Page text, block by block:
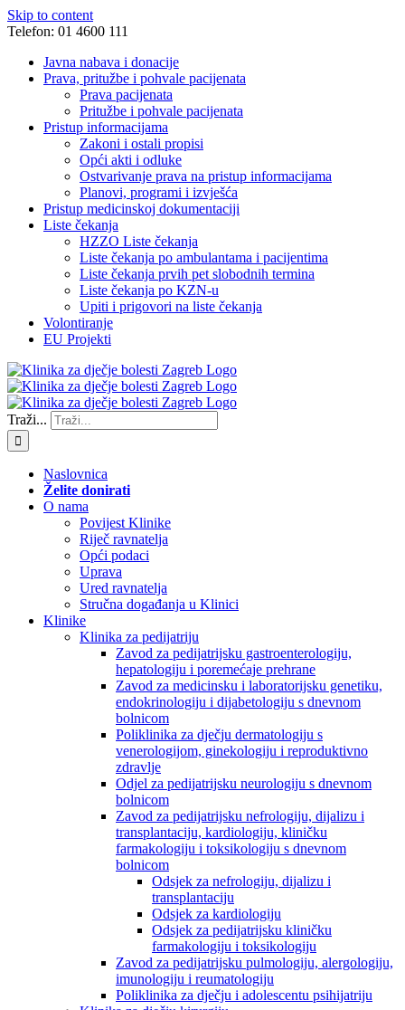
Skip to content
Telefon: 01 4600 111
Javna nabava i donacije
Prava, pritužbe i pohvale pacijenata
Prava pacijenata
Pritužbe i pohvale pacijenata
Pristup informacijama
Zakoni i ostali propisi
Opći akti i odluke
Ostvarivanje prava na pristup informacijama
Planovi, programi i izvješća
Pristup medicinskoj dokumentaciji
Liste čekanja
HZZO Liste čekanja
Liste čekanja po ambulantama i pacijentima
Liste čekanja prvih pet slobodnih termina
Liste čekanja po KZN-u
Upiti i prigovori na liste čekanja
Volontiranje
EU Projekti
Traži...
Naslovnica
Želite donirati
O nama
Povijest Klinike
Riječ ravnatelja
Opći podaci
Uprava
Ured ravnatelja
Stručna događanja u Klinici
Klinike
Klinika za pedijatriju
Zavod za pedijatrijsku gastroenterologiju,
hepatologiju i poremećaje prehrane
Zavod za medicinsku i laboratorijsku genetiku,
endokrinologiju i dijabetologiju s dnevnom
bolnicom
Poliklinika za dječju dermatologiju s
venerologijom, ginekologiju i reproduktivno
zdravlje
Odjel za pedijatrijsku neurologiju s dnevnom
bolnicom
Zavod za pedijatrijsku nefrologiju, dijalizu i
transplantaciju, kardiologiju, kliničku
farmakologiju i toksikologiju s dnevnom
bolnicom
Odsjek za nefrologiju, dijalizu i
transplantaciju
Odsjek za kardiologiju
Odsjek za pedijatrijsku kliničku
farmakologiju i toksikologiju
Zavod za pedijatrijsku pulmologiju, alergologiju,
imunologiju i reumatologiju
Poliklinika za dječju i adolescentu psihijatriju